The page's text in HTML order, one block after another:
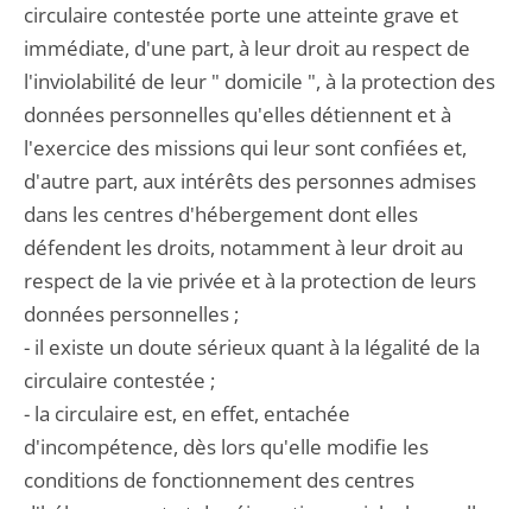
circulaire contestée porte une atteinte grave et
immédiate, d'une part, à leur droit au respect de
l'inviolabilité de leur " domicile ", à la protection des
données personnelles qu'elles détiennent et à
l'exercice des missions qui leur sont confiées et,
d'autre part, aux intérêts des personnes admises
dans les centres d'hébergement dont elles
défendent les droits, notamment à leur droit au
respect de la vie privée et à la protection de leurs
données personnelles ;
- il existe un doute sérieux quant à la légalité de la
circulaire contestée ;
- la circulaire est, en effet, entachée
d'incompétence, dès lors qu'elle modifie les
conditions de fonctionnement des centres